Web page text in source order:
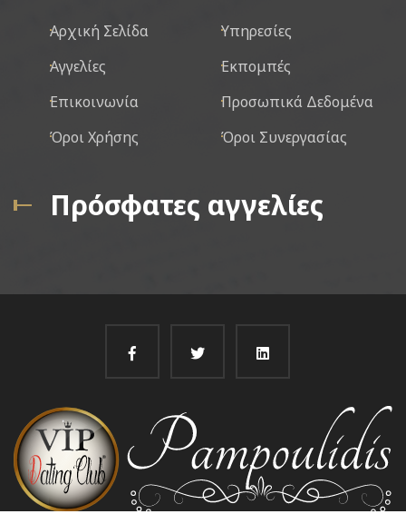
Αρχική Σελίδα
Υπηρεσίες
Αγγελίες
Εκπομπές
Επικοινωνία
Προσωπικά Δεδομένα
Όροι Χρήσης
Όροι Συνεργασίας
Πρόσφατες αγγελίες